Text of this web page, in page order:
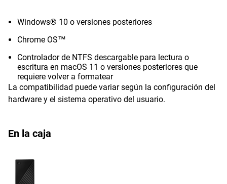
Windows® 10 o versiones posteriores
Chrome OS™
Controlador de NTFS descargable para lectura o
escritura en macOS 11 o versiones posteriores que
requiere volver a formatear
La compatibilidad puede variar según la configuración del
hardware y el sistema operativo del usuario.
En la caja